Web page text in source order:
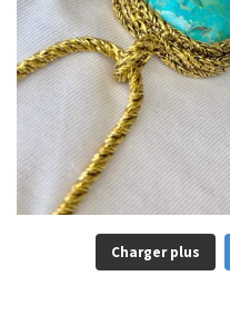
Charger plus